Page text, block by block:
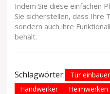
Indem Sie diese einfachen
Sie sicherstellen, dass Ihre
sondern auch ihre
behält.
Schlagwörter: Tür
Handwerker
Heimwerken